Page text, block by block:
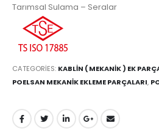
Tarımsal Sulama – Seralar
CATEGORIES: KABLİN ( MEKANİK ) EK
POELSAN MEKANİK EKLEME PARÇALARI,